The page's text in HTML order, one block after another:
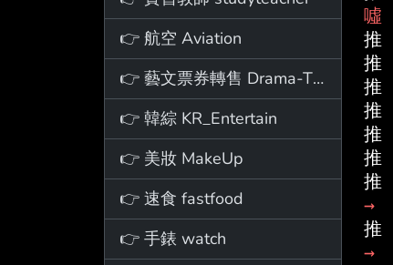
👉 航空 Aviation
👉 藝文票券轉售 Drama-Ticket
👉 韓綜 KR_Entertain
👉 美妝 MakeUp
👉 速食 fastfood
👉 手錶 watch
噓
推
推
推
推
推
推
推
→
推
→